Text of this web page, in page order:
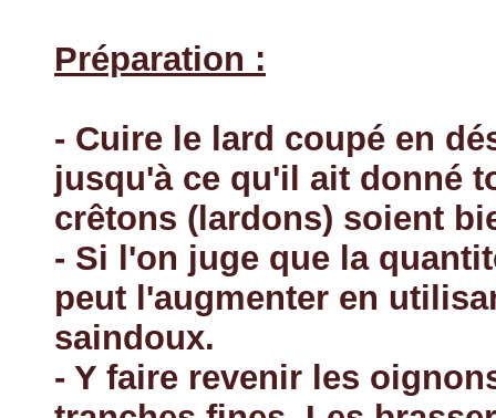
Préparation :
- Cuire le lard coupé en
jusqu'à ce qu'il ait donné
crêtons (lardons) soient
- Si l'on juge que la
peut l'augmenter en
saindoux.
- Y faire revenir les